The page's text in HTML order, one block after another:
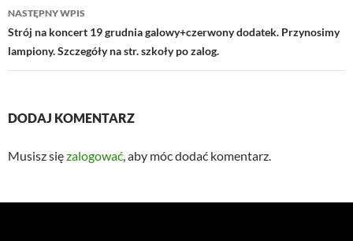
NASTĘPNY WPIS
Strój na koncert 19 grudnia galowy+czerwony dodatek. Przynosimy
lampiony. Szczegóły na str. szkoły po zalog.
DODAJ KOMENTARZ
Musisz sięzalogować, aby móc dodać komentarz.